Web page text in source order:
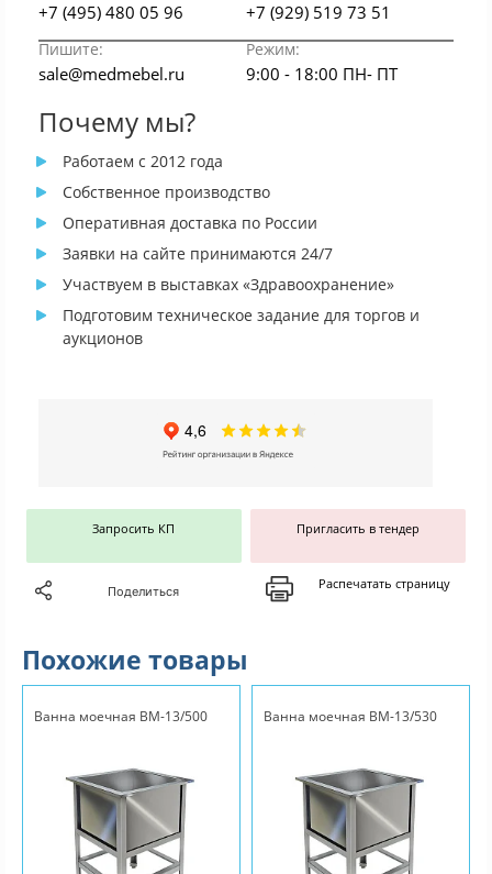
+7 (495) 480 05 96 +7 (929) 519 73 51
Пишите: Режим:
sale@medmebel.ru 9:00 - 18:00 ПН- ПТ
Почему мы?
Работаем с 2012 года
Собственное производство
Оперативная доставка по России
Заявки на сайте принимаются 24/7
Участвуем в выставках «Здравоохранение»
Подготовим техническое задание для торгов и
аукционов
Запросить КП Пригласить в тендер
Поделиться Распечатать страницу
Похожие товары
Ванна моечная ВМ-13/500 Ванна моечная ВМ-13/530